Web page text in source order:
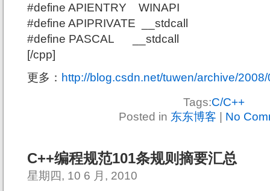
#define APIENTRY WINAPI
#define APIPRIVATE __stdcall
#define PASCAL __stdcall
[/cpp]
更多： http://blog.csdn.net/tuwen/archive/
Tags:C/C++
Posted in 东东博客 No
C++编程规范101条规则摘要汇总
星期四, 10 6 月, 2010